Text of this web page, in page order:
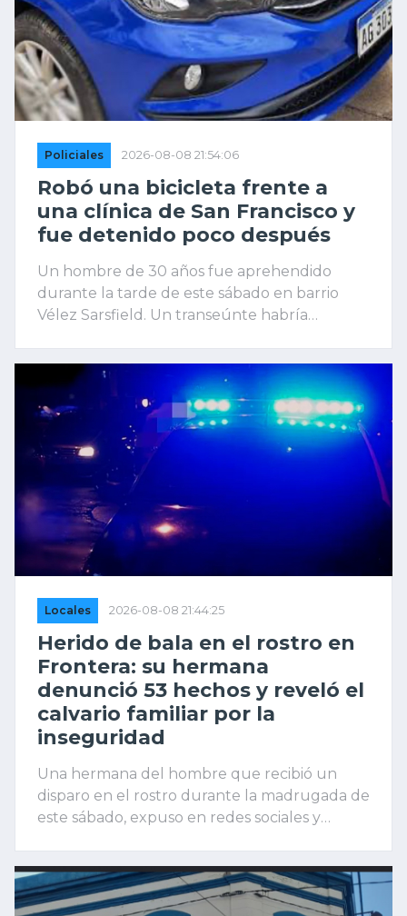
Policiales 2026-08-08 21:54:06
Robó una bicicleta frente a
una clínica de San Francisco y
fue detenido poco después
Un hombre de 30 años fue aprehendido
durante la tarde de este sábado en barrio
Vélez Sarsfield. Un transeúnte habría
sospechoso y recuperar el rodado.
Locales 2026-08-08 21:44:25
Herido de bala en el rostro en
Frontera: su hermana
denunció 53 hechos y reveló el
calvario familiar por la
inseguridad
Una hermana del hombre que recibió un
disparo en el rostro durante la madrugada de
este sábado, expuso en redes sociales y
tiempo. Sostuvo que acumulan 53 denuncias
por distintos episodios de inseguridad y reveló